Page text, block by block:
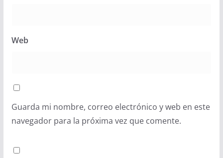
Web
Guarda mi nombre, correo electrónico y web en este
navegador para la próxima vez que comente.